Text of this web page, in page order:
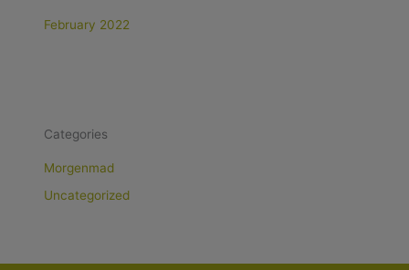
February 2022
Categories
Morgenmad
Uncategorized